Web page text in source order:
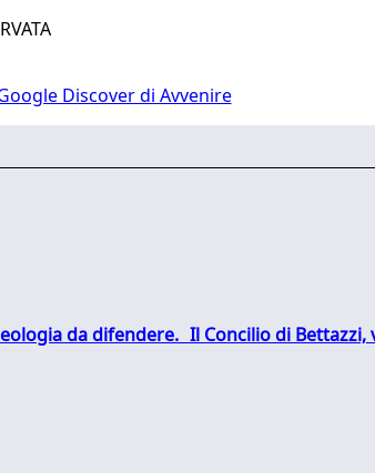
Discover di Avvenire
da difendere. Il Concilio di Bettazzi,